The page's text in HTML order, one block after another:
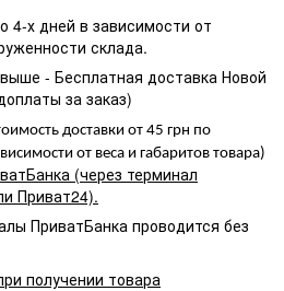
4-х дней в зависимости от
склада.
- Бесплатная доставка Новой
за заказ)
доставки от 45 грн по
от веса и габаритов товара)
(через терминал
Приват24).
ПриватБанка проводится без
получении товара